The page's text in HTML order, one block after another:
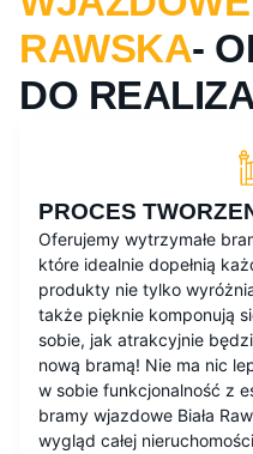
RAWSKA-
DO
PROCES
Oferujemy wytrzymałe
które idealnie dopełnią
produkty nie tylko
także pięknie komponują
sobie, jak atrakcyjnie
nową bramą! Nie ma nic
w sobie funkcjonalność z
bramy wjazdowe Biała
wygląd całej